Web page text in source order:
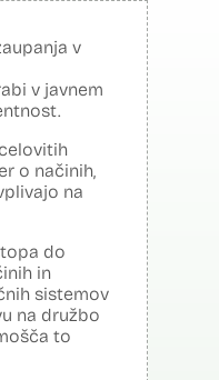
v
v javnem
o načinih,
na
do
in
sistemov
na družbo
to